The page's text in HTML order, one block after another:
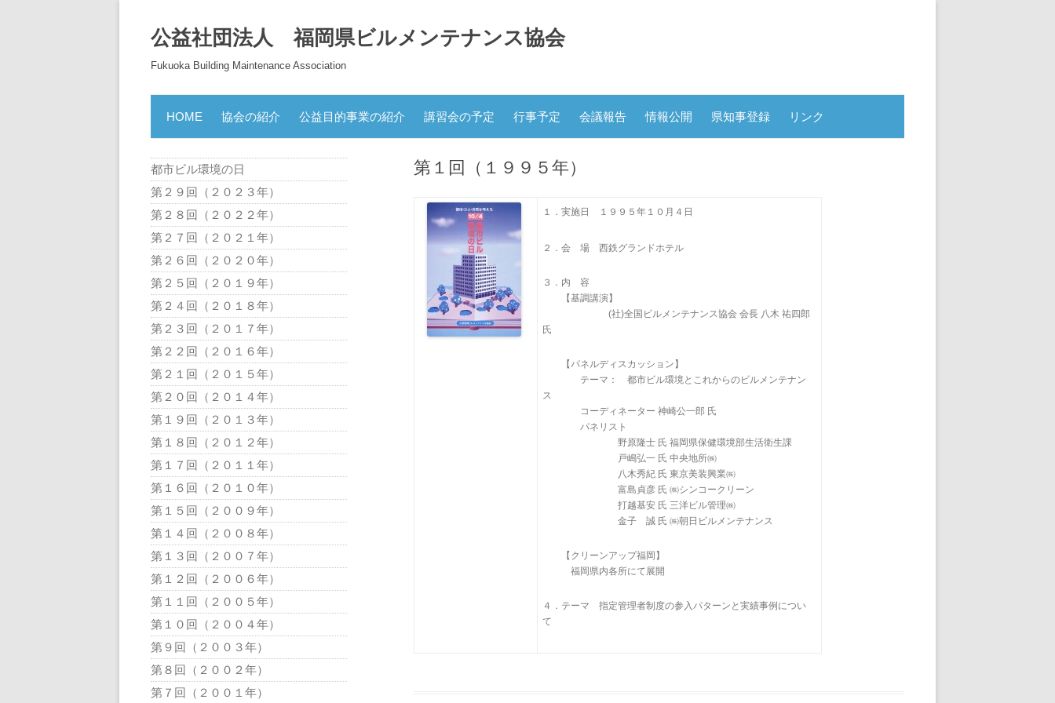
公益社団法人 福岡県ビルメンテナンス協会
Fukuoka Building Maintenance Association
ン
テ
ス
キ
HOME 協会の紹介 公益目的事業の紹介 講習会の予定 行事予定 会議報告 情報公開 県知事登録 リンク
第１回（１９９５年）
１．実施日 １９９５年１０月４日
２．会 場 西鉄グランドホテル
３．内 容
【基調講演】
(社)全国ビルメンテナンス協会 会長 八木 祐四郎
氏
【パネルディスカッション】
テーマ： 都市ビル環境とこれからのビルメンテナン
ス
コーディネーター 神崎公一郎 氏
パネリスト
野原隆士 氏 福岡県保健環境部生活衛生課
戸嶋弘一 氏 中央地所㈱
八木秀紀 氏 東京美装興業㈱
富島貞彦 氏 ㈱シンコークリーン
打越基安 氏 三洋ビル管理㈱
金子 誠 氏 ㈱朝日ビルメンテナンス
【クリーンアップ福岡】
福岡県内各所にて展開
４．テーマ 指定管理者制度の参入パターンと実績事例につい
て
都市ビル環境の日
第２９回（２０２３年）
第２８回（２０２２年）
第２７回（２０２１年）
第２６回（２０２０年）
第２５回（２０１９年）
第２４回（２０１８年）
第２３回（２０１７年）
第２２回（２０１６年）
第２１回（２０１５年）
第２０回（２０１４年）
第１９回（２０１３年）
第１８回（２０１２年）
第１７回（２０１１年）
第１６回（２０１０年）
第１５回（２００９年）
第１４回（２００８年）
第１３回（２００７年）
第１２回（２００６年）
第１１回（２００５年）
第１０回（２００４年）
第９回（２００３年）
第８回（２００２年）
第７回（２００１年）